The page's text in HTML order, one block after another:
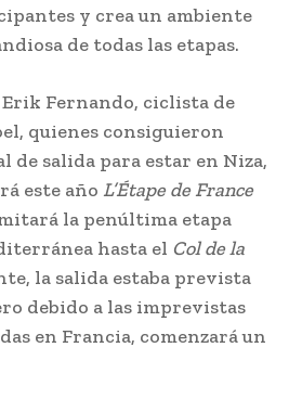
y crea un ambiente
de todas las etapas.
Fernando, ciclista de
quienes consiguieron
de salida para estar en Niza,
este año L’Étape de France
la penúltima etapa
hasta el Col de la
la salida estaba prevista
debido a las imprevistas
en Francia, comenzará un